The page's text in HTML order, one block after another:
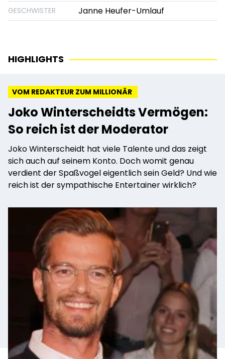
GESCHWISTER Janne Heufer-Umlauf
HIGHLIGHTS
VOM REDAKTEUR ZUM MILLIONÄR
Joko Winterscheidts Vermögen:
So reich ist der Moderator
Joko Winterscheidt hat viele Talente und das zeigt
sich auch auf seinem Konto. Doch womit genau
verdient der Spaßvogel eigentlich sein Geld? Und wie
reich ist der sympathische Entertainer wirklich?